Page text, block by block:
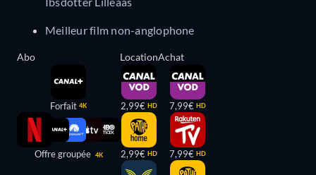
Meilleur film non-anglophone
Abo
Forfait 4K
Offre groupée 4K
Location
2,99€ HD
2,99€ HD
Achat
7,99€ HD
7,99€ HD